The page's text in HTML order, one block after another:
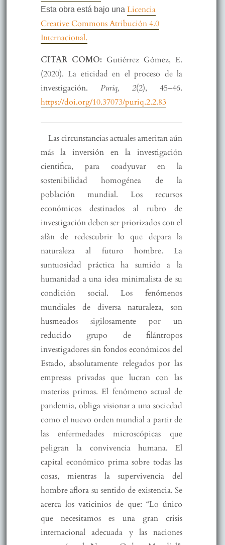
Esta obra está bajo una Licencia
Creative Commons Atribución 4.0
Internacional.
CITAR COMO: Gutiérrez Gómez, E.
(2020). La eticidad en el proceso de la
investigación. Puriq, 2(2), 45–46.
https://doi.org/10.37073/puriq.2.2.83
Las circunstancias actuales ameritan aún
más la inversión en la investigación
científica, para coadyuvar en la
sostenibilidad homogénea de la
población mundial. Los recursos
económicos destinados al rubro de
investigación deben ser priorizados con el
afán de redescubrir lo que depara la
naturaleza al futuro hombre. La
suntuosidad práctica ha sumido a la
humanidad a una idea minimalista de su
condición social. Los fenómenos
mundiales de diversa naturaleza, son
husmeados sigilosamente por un
reducido grupo de filántropos
investigadores sin fondos económicos del
Estado, absolutamente relegados por las
empresas privadas que lucran con las
materias primas. El fenómeno actual de
pandemia, obliga visionar a una sociedad
como el nuevo orden mundial a partir de
las enfermedades microscópicas que
peligran la convivencia humana. El
capital económico prima sobre todas las
cosas, mientras la supervivencia del
hombre aflora su sentido de existencia. Se
acerca los vaticinios de que: “Lo único
que necesitamos es una gran crisis
internacional adecuada y las naciones